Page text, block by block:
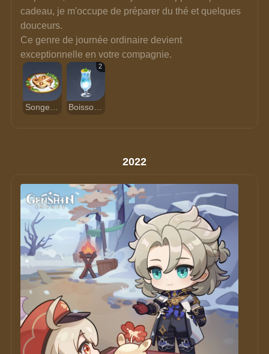
cadeau, je m'occupe de préparer du thé et quelques
douceurs.
Ce genre de journée ordinaire devient
exceptionnelle en votre compagnie.
Songe sylvestre
2
Boisson aux baies et à la menthe
2022